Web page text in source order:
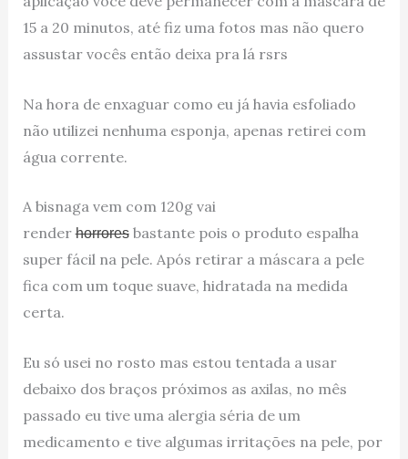
15 a 20 minutos, até fiz uma fotos mas não quero
assustar vocês então deixa pra lá rsrs
Na hora de enxaguar como eu já havia esfoliado
não utilizei nenhuma esponja, apenas retirei com
água corrente.
A bisnaga vem com 120g vai
renderhorroresbastante pois o produto espalha
super fácil na pele. Após retirar a máscara a pele
fica com um toque suave, hidratada na medida
certa.
Eu só usei no rosto mas estou tentada a usar
debaixo dos braços próximos as axilas, no mês
passado eu tive uma alergia séria de um
medicamento e tive algumas irritações na pele, por